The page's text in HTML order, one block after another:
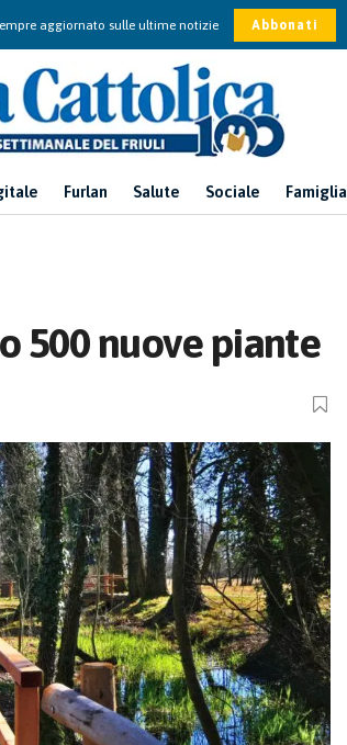
aggiornato sulle ultime notizie Abbonati
Furlan Salute Sociale Famiglia
500 nuove piante